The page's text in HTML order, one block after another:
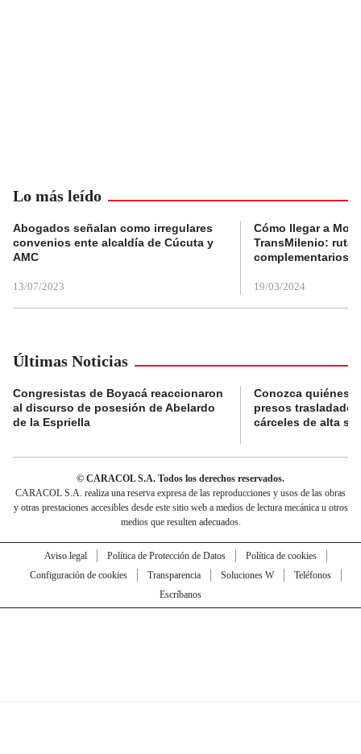
Lo más leído
Abogados señalan como irregulares
convenios ente alcaldía de Cúcuta y
AMC
13/07/2023
Cómo llegar a
TransMilenio:
complementarios
19/03/2024
Últimas Noticias
Congresistas de Boyacá reaccionaron
al discurso de posesión de Abelardo
de la Espriella
Conozca quiénes
presos
cárceles de alta
© CARACOL S.A. Todos los derechos reservados.
CARACOL S.A. realiza una reserva expresa de las reproducciones y usos de las obras
y otras prestaciones accesibles desde este sitio web a medios de lectura mecánica u otros
medios que resulten adecuados.
Aviso legal Política de Protección de Datos
Política de cookies
Configuración de cookies
Transparencia Soluciones W
Teléfonos
Escríbanos